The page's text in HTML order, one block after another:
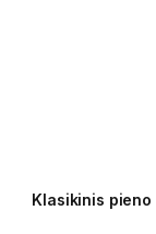
Klasikinis